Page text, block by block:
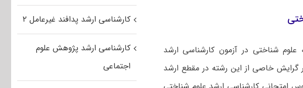
شناختی در آزمون کارشناسی ارشد
گرایش خاصی از این رشته در مقطع ارشد
کارشناسی ارشد پدافند غیرعامل ۲
کارشناسی ارشد پژوهش علوم
اجتماعی